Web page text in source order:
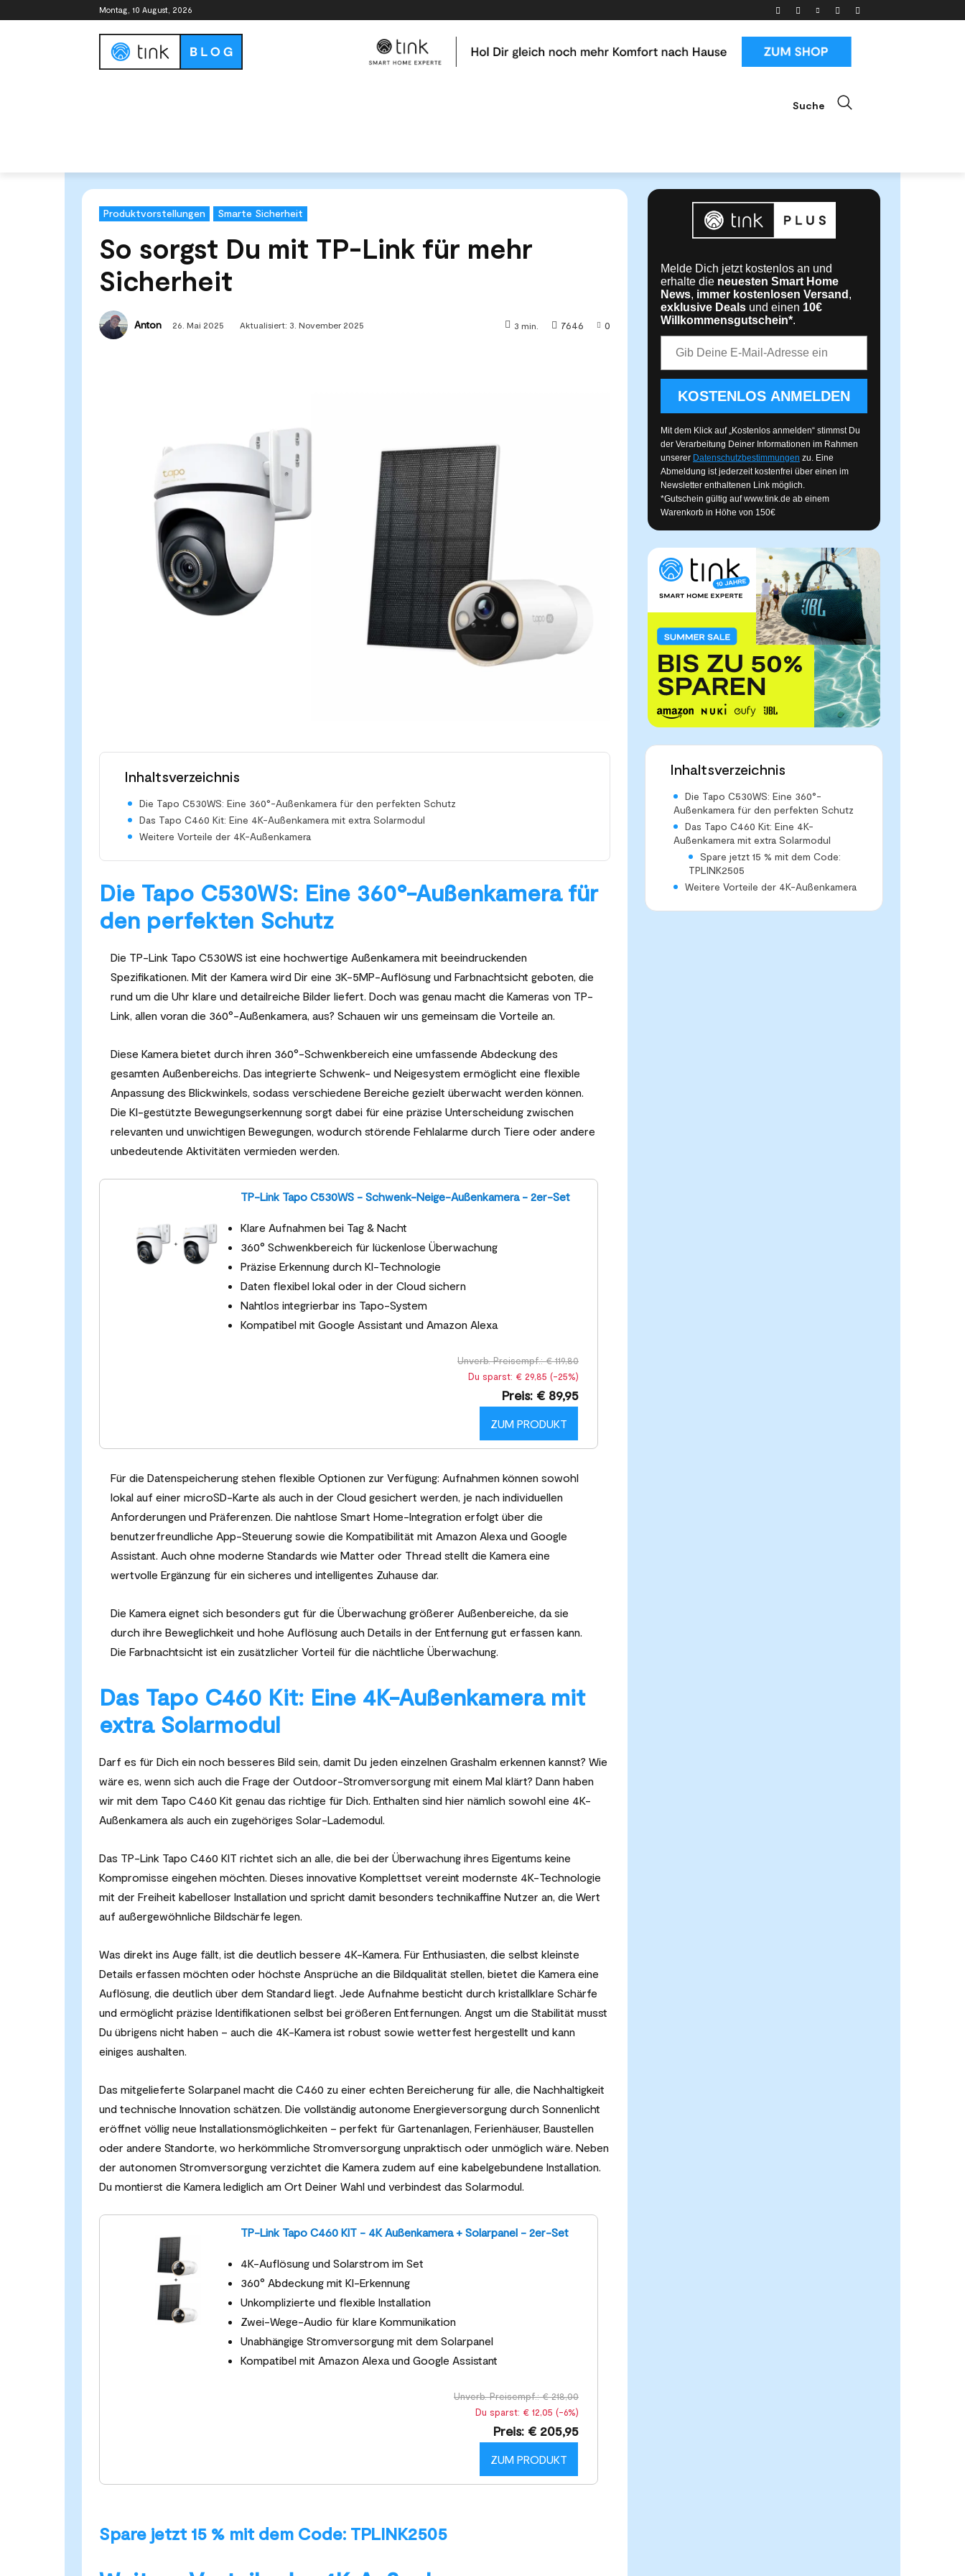
Montag, 10 August, 2026
Suche
Produktvorstellungen Smarte Sicherheit
So sorgst Du mit TP-Link für mehr
Sicherheit
Anton 26. Mai 2025 0
7646
3 min.
Aktualisiert: 3. November 2025
Inhaltsverzeichnis
Die Tapo C530WS: Eine 360°-Außenkamera für den perfekten Schutz
Das Tapo C460 Kit: Eine 4K-Außenkamera mit extra Solarmodul
Weitere Vorteile der 4K-Außenkamera
Die Tapo C530WS: Eine 360°-Außenkamera für
den perfekten Schutz
Die TP-Link Tapo C530WS ist eine hochwertige Außenkamera mit beeindruckenden
Spezifikationen. Mit der Kamera wird Dir eine 3K-5MP-Auflösung und Farbnachtsicht geboten, die
rund um die Uhr klare und detailreiche Bilder liefert. Doch was genau macht die Kameras von TP-
Link, allen voran die 360°-Außenkamera, aus? Schauen wir uns gemeinsam die Vorteile an.
Diese Kamera bietet durch ihren 360°-Schwenkbereich eine umfassende Abdeckung des
gesamten Außenbereichs. Das integrierte Schwenk- und Neigesystem ermöglicht eine flexible
Anpassung des Blickwinkels, sodass verschiedene Bereiche gezielt überwacht werden können.
Die KI-gestützte Bewegungserkennung sorgt dabei für eine präzise Unterscheidung zwischen
relevanten und unwichtigen Bewegungen, wodurch störende Fehlalarme durch Tiere oder andere
unbedeutende Aktivitäten vermieden werden.
TP-Link Tapo C530WS - Schwenk-Neige-Außenkamera - 2er-Set
Klare Aufnahmen bei Tag & Nacht
360° Schwenkbereich für lückenlose Überwachung
Präzise Erkennung durch KI-Technologie
Daten flexibel lokal oder in der Cloud sichern
Nahtlos integrierbar ins Tapo-System
Kompatibel mit Google Assistant und Amazon Alexa
Unverb. Preisempf.: € 119,80
Du sparst: € 29,85 (-25%)
Preis: € 89,95
ZUM PRODUKT
Für die Datenspeicherung stehen flexible Optionen zur Verfügung: Aufnahmen können sowohl
lokal auf einer microSD-Karte als auch in der Cloud gesichert werden, je nach individuellen
Anforderungen und Präferenzen. Die nahtlose Smart Home-Integration erfolgt über die
benutzerfreundliche App-Steuerung sowie die Kompatibilität mit Amazon Alexa und Google
Assistant. Auch ohne moderne Standards wie Matter oder Thread stellt die Kamera eine
wertvolle Ergänzung für ein sicheres und intelligentes Zuhause dar.
Die Kamera eignet sich besonders gut für die Überwachung größerer Außenbereiche, da sie
durch ihre Beweglichkeit und hohe Auflösung auch Details in der Entfernung gut erfassen kann.
Die Farbnachtsicht ist ein zusätzlicher Vorteil für die nächtliche Überwachung.
Das Tapo C460 Kit: Eine 4K-Außenkamera mit
extra Solarmodul
Darf es für Dich ein noch besseres Bild sein, damit Du jeden einzelnen Grashalm erkennen kannst? Wie
wäre es, wenn sich auch die Frage der Outdoor-Stromversorgung mit einem Mal klärt? Dann haben
wir mit dem Tapo C460 Kit genau das richtige für Dich. Enthalten sind hier nämlich sowohl eine 4K-
Außenkamera als auch ein zugehöriges Solar-Lademodul.
Das TP-Link Tapo C460 KIT richtet sich an alle, die bei der Überwachung ihres Eigentums keine
Kompromisse eingehen möchten. Dieses innovative Komplettset vereint modernste 4K-Technologie
mit der Freiheit kabelloser Installation und spricht damit besonders technikaffine Nutzer an, die Wert
auf außergewöhnliche Bildschärfe legen.
Was direkt ins Auge fällt, ist die deutlich bessere 4K-Kamera. Für Enthusiasten, die selbst kleinste
Details erfassen möchten oder höchste Ansprüche an die Bildqualität stellen, bietet die Kamera eine
Auflösung, die deutlich über dem Standard liegt. Jede Aufnahme besticht durch kristallklare Schärfe
und ermöglicht präzise Identifikationen selbst bei größeren Entfernungen. Angst um die Stabilität musst
Du übrigens nicht haben – auch die 4K-Kamera ist robust sowie wetterfest hergestellt und kann
einiges aushalten.
Das mitgelieferte Solarpanel macht die C460 zu einer echten Bereicherung für alle, die Nachhaltigkeit
und technische Innovation schätzen. Die vollständig autonome Energieversorgung durch Sonnenlicht
eröffnet völlig neue Installationsmöglichkeiten – perfekt für Gartenanlagen, Ferienhäuser, Baustellen
oder andere Standorte, wo herkömmliche Stromversorgung unpraktisch oder unmöglich wäre. Neben
der autonomen Stromversorgung verzichtet die Kamera zudem auf eine kabelgebundene Installation.
Du montierst die Kamera lediglich am Ort Deiner Wahl und verbindest das Solarmodul.
TP-Link Tapo C460 KIT - 4K Außenkamera + Solarpanel - 2er-Set
4K-Auflösung und Solarstrom im Set
360° Abdeckung mit KI-Erkennung
Unkomplizierte und flexible Installation
Zwei-Wege-Audio für klare Kommunikation
Unabhängige Stromversorgung mit dem Solarpanel
Kompatibel mit Amazon Alexa und Google Assistant
Unverb. Preisempf.: € 218,00
Du sparst: € 12,05 (-6%)
Preis: € 205,95
ZUM PRODUKT
Spare jetzt 15 % mit dem Code: TPLINK2505
Melde Dich jetzt kostenlos an und
erhalte die neuesten Smart Home
News, immer kostenlosen Versand ,
exklusive Deals und einen 10€
Willkommensgutschein*.
KOSTENLOS ANMELDEN
Mit dem Klick auf „Kostenlos anmelden“ stimmst Du
der Verarbeitung Deiner Informationen im Rahmen
unserer Datenschutzbestimmungen zu. Eine
Abmeldung ist jederzeit kostenfrei über einen im
Newsletter enthaltenen Link möglich.
*Gutschein gültig aufwww.tink.de ab einem
Warenkorb in Höhe von 150€
Inhaltsverzeichnis
Die Tapo C530WS: Eine 360°-
Außenkamera für den perfekten Schutz
Das Tapo C460 Kit: Eine 4K-
Außenkamera mit extra Solarmodul
Spare jetzt 15 % mit dem Code:
TPLINK2505
Weitere Vorteile der 4K-Außenkamera